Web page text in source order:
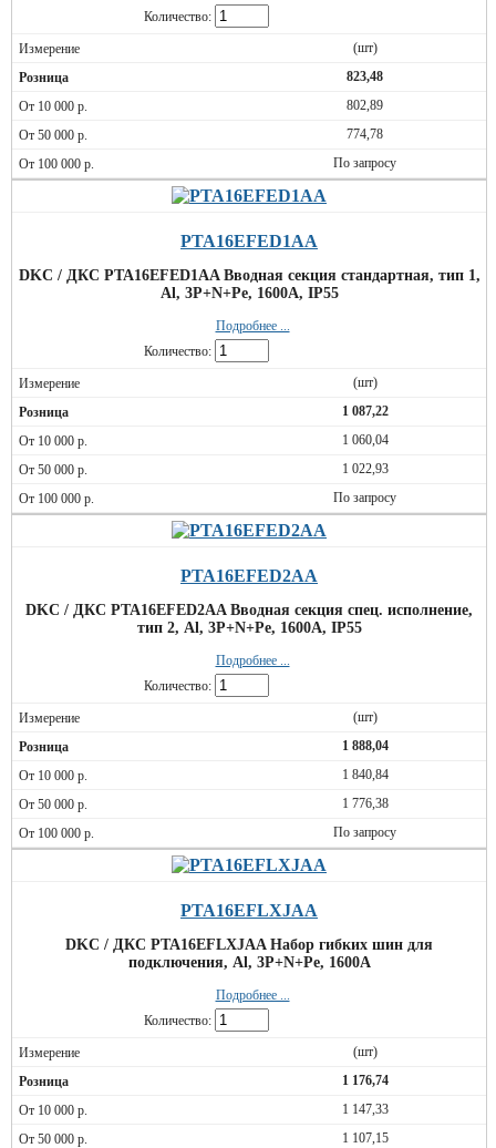
Количество:
(шт)
823,48
802,89
774,78
По запросу
PTA16EFED1AA
DKC / ДКС PTA16EFED1AA Вводная секция стандартная, тип 1,
Al, 3P+N+Pe, 1600А, IP55
Подробнее ...
Количество:
(шт)
1 087,22
1 060,04
1 022,93
По запросу
PTA16EFED2AA
DKC / ДКС PTA16EFED2AA Вводная секция спец. исполнение,
тип 2, Al, 3P+N+Pe, 1600А, IP55
Подробнее ...
Количество:
(шт)
1 888,04
1 840,84
1 776,38
По запросу
PTA16EFLXJAA
DKC / ДКС PTA16EFLXJAA Набор гибких шин для
подключения, Al, 3P+N+Pe, 1600А
Подробнее ...
Количество:
(шт)
1 176,74
1 147,33
1 107,15